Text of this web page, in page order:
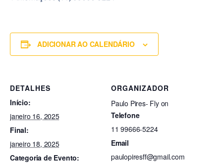
ADICIONAR AO CALENDÁRIO
DETALHES
Início:
janeiro 16, 2025
Final:
janeiro 18, 2025
Categoria de Evento:
ORGANIZADOR
Paulo Pires- Fly on
Telefone
11 99666-5224
Email
paulopiresff@gmail.com